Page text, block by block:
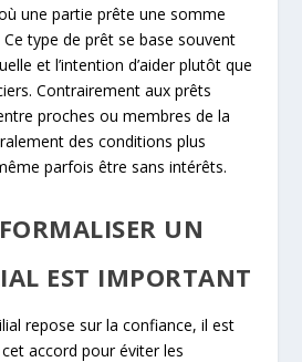
une partie prête une somme
Ce type de prêt se base souvent
et l’intention d’aider plutôt que
Contrairement aux prêts
proches ou membres de la
des conditions plus
parfois être sans intérêts.
UN
EST IMPORTANT
repose sur la confiance, il est
accord pour éviter les